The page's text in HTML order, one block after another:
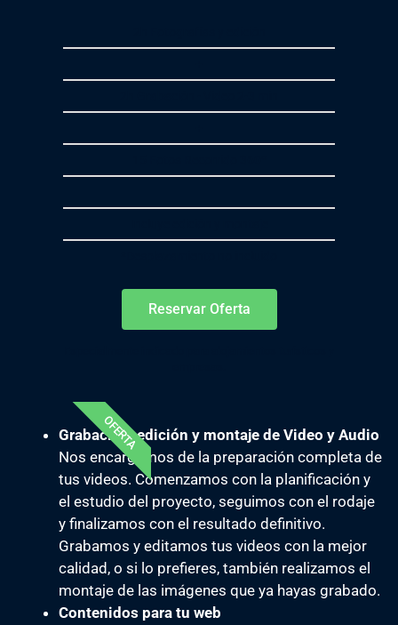
Reservar Oferta
OFERTA
Grabación, edición y montaje de Video y Audio
Nos encargamos de la preparación completa de
tus videos. Comenzamos con la planificación y
el estudio del proyecto, seguimos con el rodaje
y finalizamos con el resultado definitivo.
Grabamos y editamos tus videos con la mejor
calidad, o si lo prefieres, también realizamos el
montaje de las imágenes que ya hayas grabado.
Contenidos para tu web